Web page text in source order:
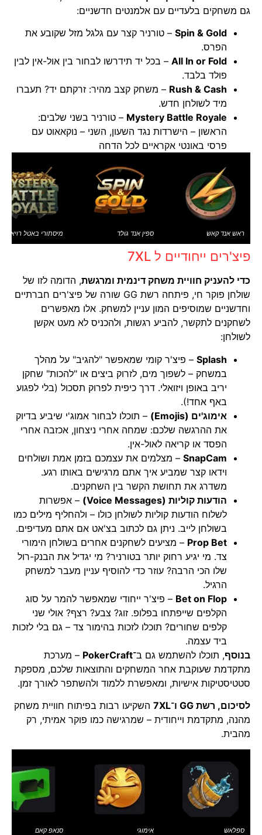
גם משחקים בלעדיים עם אלמנטים חדשניים:
Spin & Gold– טורניר קצר עם גלגל מזל שקובע את
הפרס.
All In or Fold– בכל יד תידרשו לבחור בין אול-אין לבין
פולד בלבד.
Rush & Cash– משחק קצב מהיר: זרקתם יד? תעברו
מיד לשולחן חדש.
Mystery Battle Royale– טורניר בשני שלבים:
הראשון – הישרדות נגד השעון, השני – נוקאאוט עם
פרסי באונטי אקראיים לכל הדחה
ראש אנד קאש ספין אנד גולד מיסתורי באטל רויאל
פיצ'רים ייחודיים ל 7XL
כדי להעניק חוויית משחק דינמית ומרגשת, הדומה לזו של
שולחן פוקר חי, פיתחה רשת GG שורה של פיצ'רים חברתיים
וחדשניים שמוסיפים המון עניין למשחק. אלו מאפשרים
לשחקנים לתקשר, להביע רגשות, ולהכניס לא מעט אקשן
לשולחן:
Splash– פיצ'ר קומי שמאפשר "להגיב" על מהלך
במשחק – לשפוך מים, לזרוק ביצים או "להכות" שחקן
יריב באופן ויזואלי. דרך כיפית לפרוק תסכול (בלי לפגוע
באף אחד!).
אימוג'ים (Emojis)
– תוכלו לבחור אמוג'י שיביע בדיוק
את ההרגשה שלכם: שמחה אחרי ניצחון, אכזבה אחרי
הפסד או קריאה לאול-אין.
SnapCam– מצלמים את עצמכם בזמן אמת ושולחים
וידאו קצר שמביע איך אתם מרגישים באותו רגע.
משדרג את תחושת הקשר בין השחקנים.
הודעות קוליות (Voice Messages)
– אפשרות
לשלוח הודעות קוליות לשולחן כולו – ולהחליף מילים כמו
בשולחן לייב. ניתן גם לכתוב בצ'אט אם אתם מעדיפים.
Prop Bet– מציעים לשחקנים אחרים בשולחן הימורי
צד. מי יגיע רחוק יותר בטורניר? מי יגדיל את הבנק-רול
שלו הכי הרבה? עוזר כדי להוסיף עניין מעבר למשחק
הרגיל.
Bet on Flop– פיצ'ר ייחודי שמאפשר להמר על סוג
הקלפים שייפתחו בפלופ. זוג? צבע? רצף? אולי שני
קלפים שחורים? תוכלו לזכות בהימור צד – גם בלי לזכות
ביד עצמה.
בנוסף, תוכלו להשתמש גם ב־PokerCraft– מערכת
מתקדמת שעוקבת אחר המשחקים והתוצאות שלכם, מספקת
סטטיסטיקות אישיות, ומאפשרת ללמוד ולהשתפר לאורך זמן.
לסיכום, רשת GG ו־7XL
השקיעו רבות בפיתוח חוויית משחק
מהנה, מתקדמת וייחודית – שמרגישה כמו פוקר אמיתי, רק
מהבית.
ספלאש אימוגי סנאפ קאם